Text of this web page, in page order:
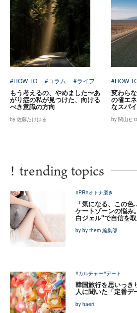
#HOW TO #コラム #ライフ
もう考えるの、やめました〜あ
がり症の私が見つけた、向ける
べき意識の方向
by 佐藤たけはる
#HOW
変わら
の省エ
なスパ
by 関山ヒ
! trending topics
#PR#オトナ磨き
「気になる、この
ケートゾーンの悩み
白ジェル"で自信を
by by them 編集部
#カルチャー#デート
韓国旅行を思いっき
人に聞いた「定番デ
by haeri